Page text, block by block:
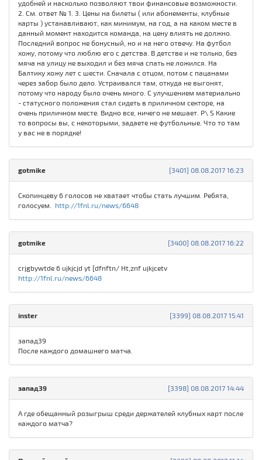
удобней и насколько позволяют твои финансовые возможности.
2. См. ответ № 1. 3. Цены на билеты ( или абонементы, клубные
карты ) устанавливают, как минимум, на год, а на каком месте в
данный момент находится команда, на цену влиять не должно.
Последний вопрос не бонусный, но и на него отвечу. На футбол
хожу, потому что люблю его с детства. В детстве и не только, без
мяча на улицу не выходил и без мяча спать не ложился. На
Балтику хожу лет с шести. Сначала с отцом, потом с пацанами
через забор было дело. Устраивался там, откуда не выгонят,
потому что народу было очень много. С улучшением материально
- статусного положения стал сидеть в приличном секторе, на
очень приличном месте. Видно все, ничего не мешает. P\ S Какие
то вопросы вы, с некоторыми, задаете не футбольные. Что то там
у вас не в порядке!
[3401] 08.08.2017 16:23
gotmike
Скопинцеву 6 голосов не хватает чтобы стать лучшим. Ребята,
голосуем. http://1fnl.ru/news/6648
[3400] 08.08.2017 16:22
gotmike
crjgbywtde 6 ujkjcjd yt [dfnftn/ Ht,znf ujkjcetv
http://1fnl.ru/news/6648
[3399] 08.08.2017 15:41
inster
запад39
После каждого домашнего матча.
[3398] 08.08.2017 14:44
запад39
А где обещанный розыгрыш среди держателей клубных карт после
каждого матча?